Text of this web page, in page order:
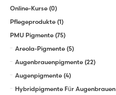
Online-Kurse (0)
Pflegeprodukte (1)
PMU Pigmente (75)
Areola-Pigmente (5)
Augenbrauenpigmente (22)
Augenpigmente (4)
Hybridpigmente Für Augenbrauen